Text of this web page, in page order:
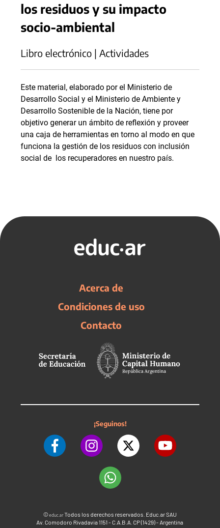
los residuos y su impacto
socio-ambiental
Libro electrónico | Actividades
Este material, elaborado por el Ministerio de
Desarrollo Social y el Ministerio de Ambiente y
Desarrollo Sostenible de la Nación, tiene por
objetivo generar un ámbito de reflexión y proveer
una caja de herramientas en torno al modo en que
funciona la gestión de los residuos con inclusión
social de los recuperadores en nuestro país.
Acerca de
Condiciones de uso
Contacto
¡Seguinos!
©educ.arTodos los derechos reservados. Educ.ar SAU
Av. Comodoro Rivadavia 1151 - C.A.B.A. CP (1429) - Argentina